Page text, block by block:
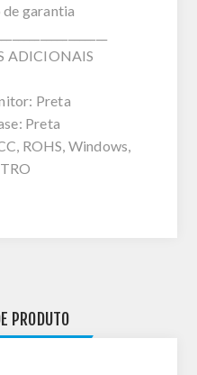
garantia
ADICIONAIS
Preta
Preta
ROHS, Windows,
PRODUTO